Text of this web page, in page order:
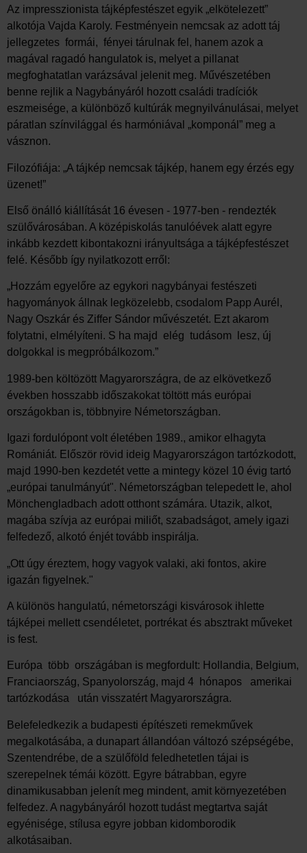
Az impresszionista tájképfestészet egyik „elkötelezett”
alkotója Vajda Karoly. Festményein nemcsak az adott táj
jellegzetes formái, fényei tárulnak fel, hanem azok a
magával ragadó hangulatok is, melyet a pillanat
megfoghatatlan varázsával jelenit meg. Művészetében
benne rejlik a Nagybányáról hozott családi tradíciók
eszmeisége, a különböző kultúrák megnyilvánulásai, melyet
páratlan színvilággal és harmóniával „komponál” meg a
vásznon.
Filozófiája: „A tájkép nemcsak tájkép, hanem egy érzés egy
üzenet!”
Első önálló kiállítását 16 évesen - 1977-ben - rendezték
szülővárosában. A középiskolás tanulóévek alatt egyre
inkább kezdett kibontakozni irányultsága a tájképfestészet
felé. Később így nyilatkozott erről:
„Hozzám egyelőre az egykori nagybányai festészeti
hagyományok állnak legközelebb, csodalom Papp Aurél,
Nagy Oszkár és Ziffer Sándor művészetét. Ezt akarom
folytatni, elmélyíteni. S ha majd elég tudásom lesz, új
dolgokkal is megpróbálkozom.”
1989-ben költözött Magyarországra, de az elkövetkező
években hosszabb időszakokat töltött más európai
országokban is, többnyire Németországban.
Igazi fordulópont volt életében 1989., amikor elhagyta
Romániát. Először rövid ideig Magyarországon tartózkodott,
majd 1990-ben kezdetét vette a mintegy közel 10 évig tartó
„európai tanulmányút". Németországban telepedett le, ahol
Mönchengladbach adott otthont számára. Utazik, alkot,
magába szívja az európai miliőt, szabadságot, amely igazi
felfedező, alkotó énjét tovább inspirálja.
„Ott úgy éreztem, hogy vagyok valaki, aki fontos, akire
igazán figyelnek."
A különös hangulatú, németországi kisvárosok ihlette
tájképei mellett csendéletet, portrékat és absztrakt műveket
is fest.
Európa több országában is megfordult: Hollandia, Belgium,
Franciaország, Spanyolország, majd 4 hónapos amerikai
tartózkodása után visszatért Magyarországra.
Belefeledkezik a budapesti építészeti remekművek
megalkotásába, a dunapart állandóan változó szépségébe,
Szentendrébe, de a szülőföld feledhetetlen tájai is
szerepelnek témái között. Egyre bátrabban, egyre
dinamikusabban jelenít meg mindent, amit környezetében
felfedez. A nagybányáról hozott tudást megtartva saját
egyénisége, stílusa egyre jobban kidomborodik
alkotásaiban.